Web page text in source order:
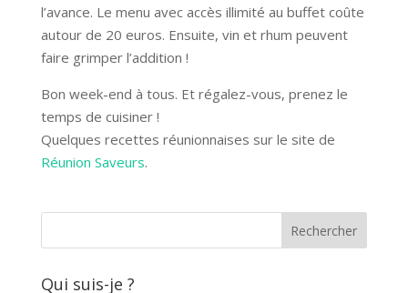
l’avance. Le menu avec accès illimité au buffet coûte
autour de 20 euros. Ensuite, vin et rhum peuvent
faire grimper l’addition !
Bon week-end à tous. Et régalez-vous, prenez le
temps de cuisiner !
Quelques recettes réunionnaises sur le site de
Réunion Saveurs.
Qui suis-je ?